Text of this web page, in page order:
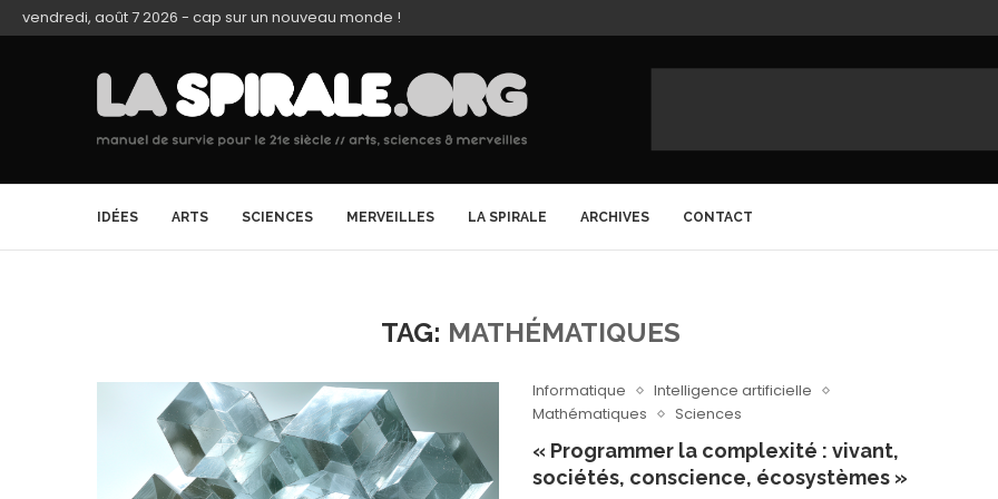
vendredi, août 7 2026 - cap sur un nouveau monde !
IDÉES ARTS SCIENCES MERVEILLES LA SPIRALE ARCHIVES CONTACT
TAG: MATHÉMATIQUES
Informatique
Intelligence artificielle
Mathématiques
Sciences
« Programmer la complexité : vivant,
sociétés, conscience, écosystèmes »